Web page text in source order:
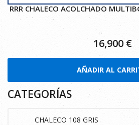
RRR CHALECO ACOLCHADO
16,900 €
AÑADIR AL
CATEGORÍAS